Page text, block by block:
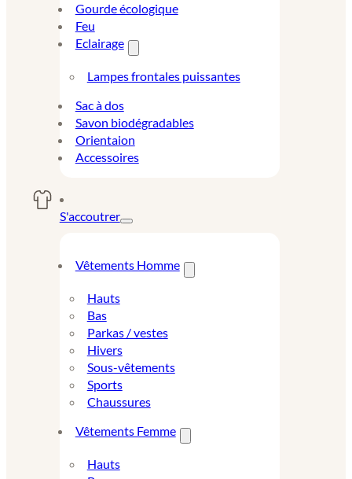
Gourde écologique
Feu
Eclairage
Lampes frontales puissantes
Sac à dos
Savon biodégradables
Orientaion
Accessoires
S'accoutrer
Vêtements Homme
Hauts
Bas
Parkas / vestes
Hivers
Sous-vêtements
Sports
Chaussures
Vêtements Femme
Hauts